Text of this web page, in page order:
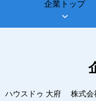
企業トップ
ハウスドゥ 大府 株式会